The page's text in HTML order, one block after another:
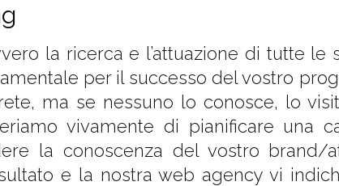
la ricerca e l’attuazione di tutte
per il successo del vostro
ma se nessuno lo conosce, lo
vivamente di pianificare una
la conoscenza del vostro
e la nostra web agency vi